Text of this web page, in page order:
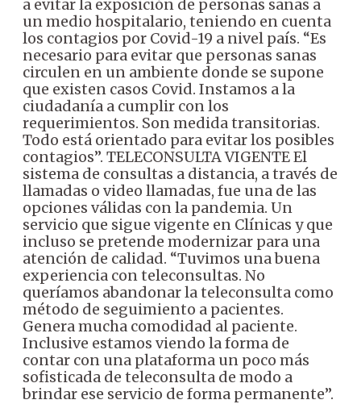
a evitar la exposición de personas sanas a
un medio hospitalario, teniendo en cuenta
los contagios por Covid-19 a nivel país. “Es
necesario para evitar que personas sanas
circulen en un ambiente donde se supone
que existen casos Covid. Instamos a la
ciudadanía a cumplir con los
requerimientos. Son medida transitorias.
Todo está orientado para evitar los posibles
contagios”. TELECONSULTA VIGENTEEl
sistema de consultas a distancia, a través de
llamadas o video llamadas, fue una de las
opciones válidas con la pandemia. Un
servicio que sigue vigente en Clínicas y que
incluso se pretende modernizar para una
atención de calidad. “Tuvimos una buena
experiencia con teleconsultas. No
queríamos abandonar la teleconsulta como
método de seguimiento a pacientes.
Genera mucha comodidad al paciente.
Inclusive estamos viendo la forma de
contar con una plataforma un poco más
sofisticada de teleconsulta de modo a
brindar ese servicio de forma permanente”.